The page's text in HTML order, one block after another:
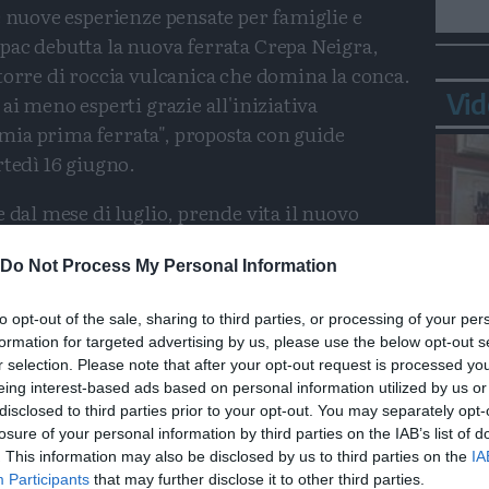
Do Not Process My Personal Information
opt-out of the sale, sharing to third parties, or processing of your
for targeted advertising by us, please use the below opt-out
selection. Please note that after your opt-out request is processed
interest-based ads based on personal information utilized by us
to third parties prior to your opt-out. You may separately
of your personal information by third parties on the IAB’s list of
This information may also be disclosed by us to third parties on the
Participants that may further disclose it to other third parties.
esperienze pensate per famiglie e
debutta la nuova ferrata Crepa Neigra,
di roccia vulcanica che domina la conca.
meno esperti grazie all'iniziativa
prima ferrata", proposta con guide
16 giugno.
dal mese di luglio, prende vita il nuovo
un percorso narrativo e artistico
accompagna grandi e piccoli in una
racconti e installazioni dedicate alla
via del ricco calendario di attività
aree del comprensorio: escursioni
a tema, appuntamenti con gli
occasioni per vivere la montagna